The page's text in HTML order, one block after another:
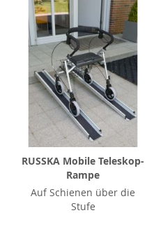
RUSSKA Mobile Teleskop-
Rampe
Auf Schienen über die
Stufe